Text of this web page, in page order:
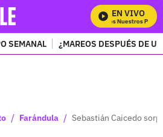
EN VIVO
Mira Todos Nuestros
SEMANAL ¿MAREOS DESPUÉS DE
/ Farándula / Sebastián Caicedo